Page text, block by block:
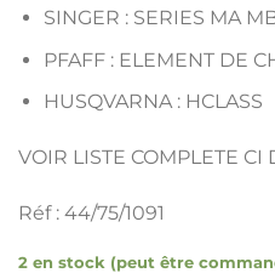
SINGER : SERIES MA
PFAFF : ELEMENT DE
HUSQVARNA : HCLASS
VOIR LISTE COMPLETE CI
Réf : 44/75/1091
2 en stock (peut être